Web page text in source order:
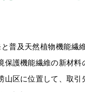
普及天然植物機能繊
保護機能繊維の新材料
山区に位置して、取引